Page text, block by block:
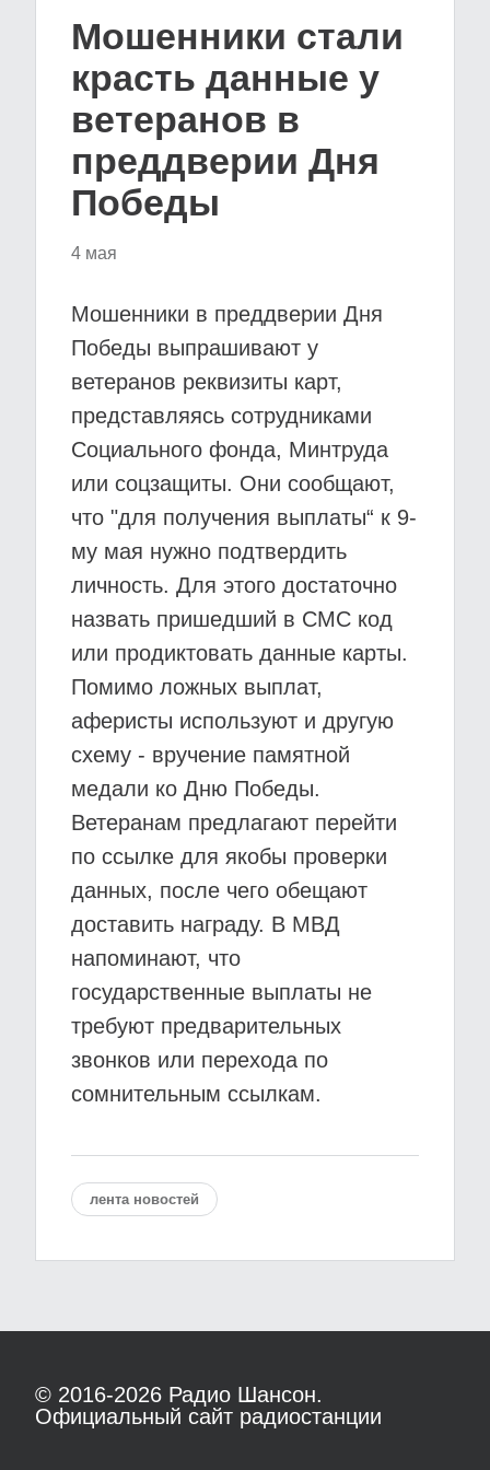
Мошенники стали
красть данные у
ветеранов в
преддверии Дня
Победы
4 мая
Мошенники в преддверии Дня
Победы выпрашивают у
ветеранов реквизиты карт,
представляясь сотрудниками
Социального фонда, Минтруда
или соцзащиты. Они сообщают,
что "для получения выплаты“ к 9-
му мая нужно подтвердить
личность. Для этого достаточно
назвать пришедший в СМС код
или продиктовать данные карты.
Помимо ложных выплат,
аферисты используют и другую
схему - вручение памятной
медали ко Дню Победы.
Ветеранам предлагают перейти
по ссылке для якобы проверки
данных, после чего обещают
доставить награду. В МВД
напоминают, что
государственные выплаты не
требуют предварительных
звонков или перехода по
сомнительным ссылкам.
лента новостей
© 2016-2026 Радио Шансон.
Официальный сайт радиостанции